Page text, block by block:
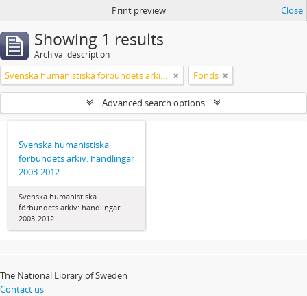
Print preview Close
Showing 1 results
Archival description
Svenska humanistiska förbundets arkiv: handlingar 2003-2012 Fonds
Advanced search options
Svenska humanistiska
förbundets arkiv: handlingar
2003-2012
Svenska humanistiska
förbundets arkiv: handlingar
2003-2012
The National Library of Sweden
Contact us